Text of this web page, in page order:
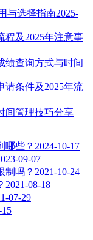
与选择指南2025-
程及2025年注意事
绩查询方式与时间
请条件及2025年流
间管理技巧分享
哪些？ 2024-10-17
09-07
制吗？ 2021-10-24
2021-08-18
07-29
15